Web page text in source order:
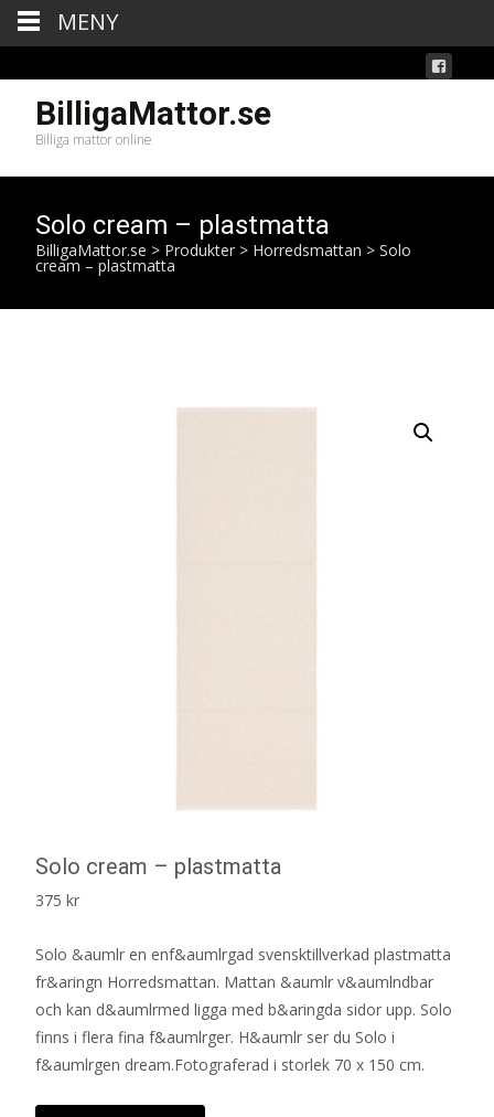
BilligaMattor.se
Billiga mattor online
Solo cream – plastmatta
BilligaMattor.se > Produkter > Horredsmattan > Solo
cream – plastmatta
Solo cream – plastmatta
375 kr
Solo &aumlr en enf&aumlrgad svensktillverkad plastmatta
fr&aringn Horredsmattan. Mattan &aumlr v&aumlndbar
och kan d&aumlrmed ligga med b&aringda sidor upp. Solo
finns i flera fina f&aumlrger. H&aumlr ser du Solo i
f&aumlrgen dream.Fotograferad i storlek 70 x 150 cm.
MENY